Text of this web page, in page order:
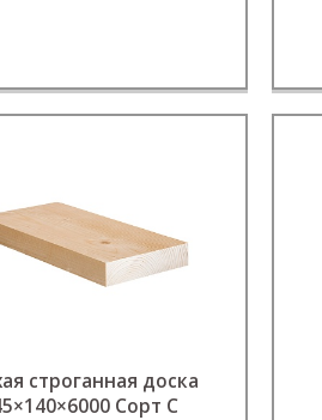
строганная доска
Сорт C